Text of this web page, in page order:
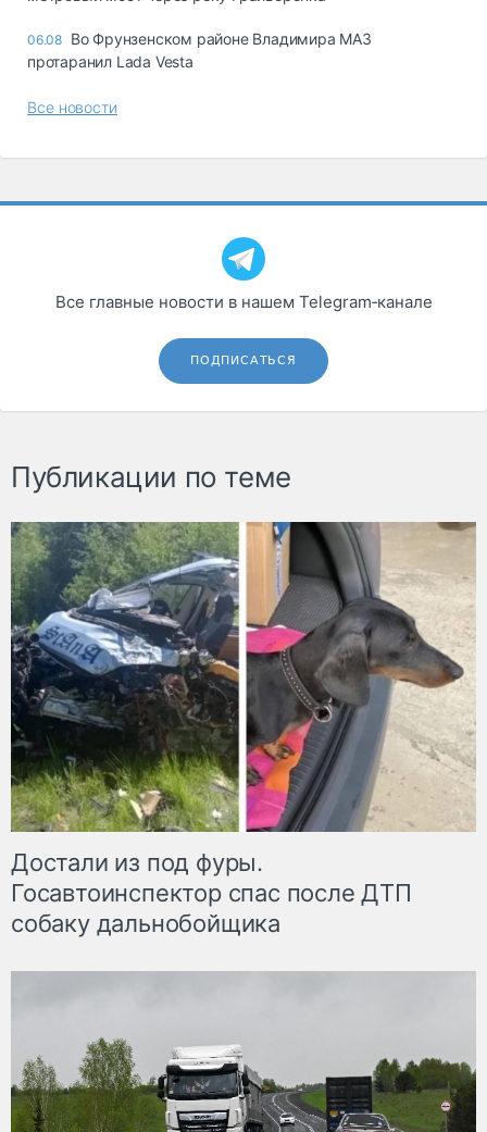
06.08 Во Фрунзенском районе Владимира МАЗ
протаранил Lada Vesta
Все новости
Все главные новости в нашем Telegram‑канале
ПОДПИСАТЬСЯ
Публикации по теме
Достали из под фуры.
Госавтоинспектор спас после ДТП
собаку дальнобойщика